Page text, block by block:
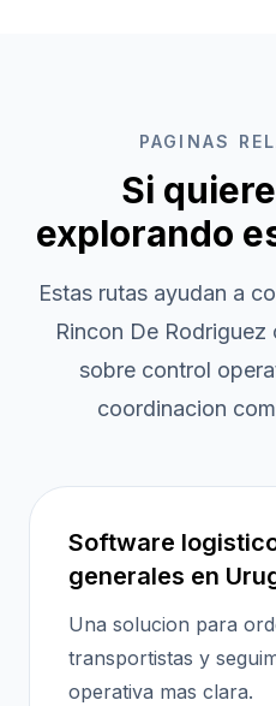
PAGINAS
Si
explorando
Estas rutas ayudan a
Rincon De Rodriguez
sobre control
coordinacion
Software
generales en
Una solucion para
transportistas y
operativa mas clara.